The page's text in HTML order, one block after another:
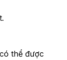
thể được